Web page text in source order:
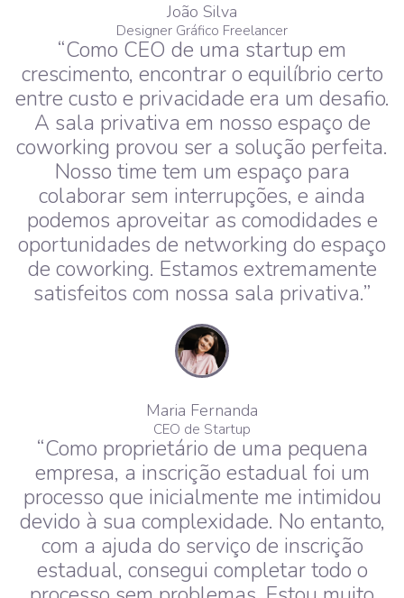
João Silva
Designer Gráfico Freelancer
“Como CEO de uma startup em
crescimento, encontrar o equilíbrio certo
entre custo e privacidade era um desafio.
A sala privativa em nosso espaço de
coworking provou ser a solução perfeita.
Nosso time tem um espaço para
colaborar sem interrupções, e ainda
podemos aproveitar as comodidades e
oportunidades de networking do espaço
de coworking. Estamos extremamente
satisfeitos com nossa sala privativa.”
Maria Fernanda
CEO de Startup
“Como proprietário de uma pequena
empresa, a inscrição estadual foi um
processo que inicialmente me intimidou
devido à sua complexidade. No entanto,
com a ajuda do serviço de inscrição
estadual, consegui completar todo o